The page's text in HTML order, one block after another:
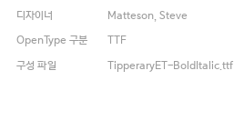
디자이너
Matteson, Steve
OpenType 구분
TTF
구성 파일
TipperaryET-BoldItalic.ttf